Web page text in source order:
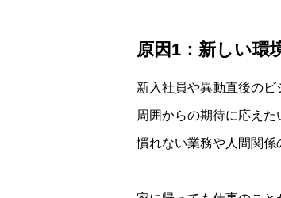
原因1：新しい環
新入社員や異動直後のビ
周囲からの期待に応え
慣れない業務や人間関係